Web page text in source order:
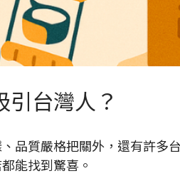
引台灣人？
品質嚴格把關外，還有許多
能找到驚喜。